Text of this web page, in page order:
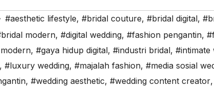
#aesthetic lifestyle, #bridal couture, #bridal digital,
modern, #digital wedding, #fashion pengantin,
, #gaya hidup digital, #industri bridal, #intimate
, #luxury wedding, #majalah fashion, #media sosial
, #wedding aesthetic, #wedding content creator,